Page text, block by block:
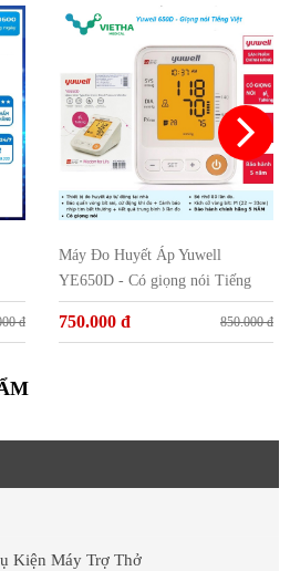
đ
Máy Đo Huyết Áp Yuwell
YE650D - Có giọng nói Tiếng
Việt
750.000 đ 850.000 đ
Kiện Máy Trợ Thở